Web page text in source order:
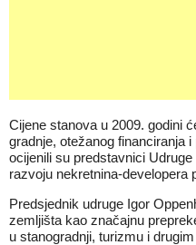
Cijene stanova u 2009. godini
gradnje, otežanog financiranja
ocijenili su predstavnici
razvoju nekretnina-developera
Predsjednik udruge Igor
zemljišta kao značajnu
u stanogradnji, turizmu i